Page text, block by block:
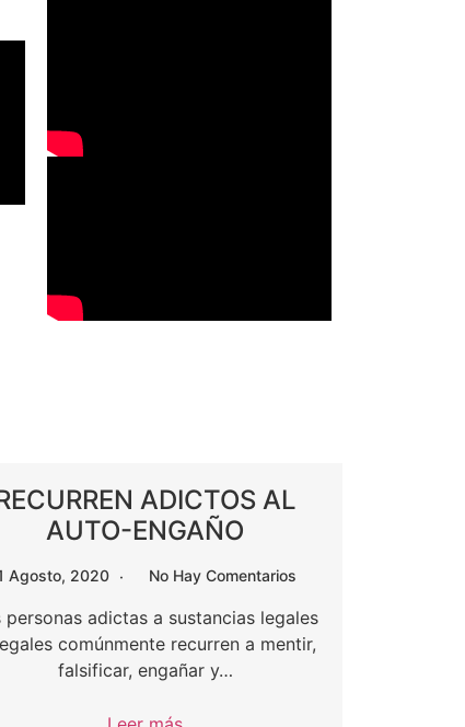
ADICTOS AL
AUTO-ENGAÑO
Agosto, 2020 No Hay Comentarios
personas adictas a sustancias legales
comúnmente recurren a mentir,
falsificar, engañar y…